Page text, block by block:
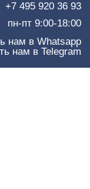
+7 495 920 36 93
пн-пт 9:00-18:00